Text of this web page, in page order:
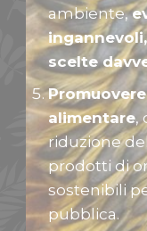
ambiente,
scelte
alimentare,
riduzione
prodotti di
sostenibili
pubblica.